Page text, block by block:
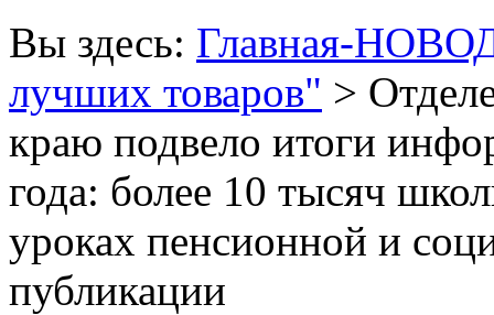
Вы здесь: Главная-
лучших товаров" >
краю подвело итоги
года: более 10 тысяч
уроках пенсионной и
публикации